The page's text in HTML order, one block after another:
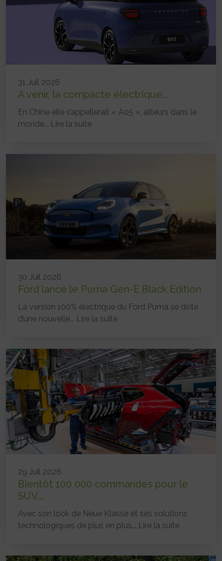
31 Juil 2026
A venir, la compacte électrique...
En Chine elle s’appellerait « A05 », ailleurs dans le
monde... Lire la suite
30 Juil 2026
Ford lance le Puma Gen-E Black Edition
La version 100% électrique du Ford Puma se dote
d’une nouvelle... Lire la suite
29 Juil 2026
Bientôt 100 000 commandes pour le
SUV...
Avec son look de Neue Klasse et ses solutions
technologiques de plus en plus... Lire la suite